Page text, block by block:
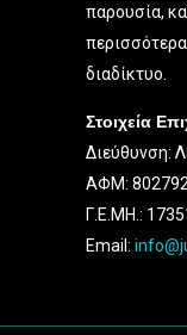
παρουσία,
διαδίκτυο.
Στοιχεία
Διεύθυνση:
ΑΦΜ:
Γ.Ε.ΜΗ.:
Email: